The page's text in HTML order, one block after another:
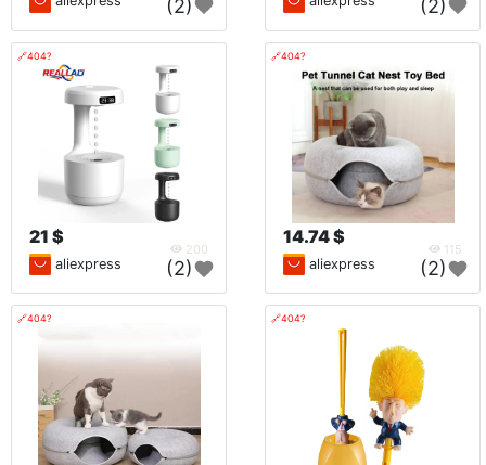
(2) (2)
🔗404?
21 $
200
aliexpress (2)
🔗404?
14.74 $
115
aliexpress (2)
🔗404? 🔗404?